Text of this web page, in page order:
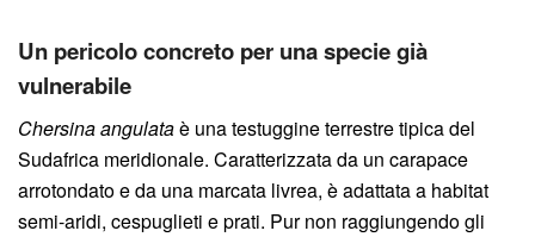
Un pericolo concreto per una specie già
vulnerabile
Chersina angulataè una testuggine terrestre tipica del
Sudafrica meridionale. Caratterizzata da un carapace
arrotondato e da una marcata livrea, è adattata a habitat
semi-aridi, cespuglieti e prati. Pur non raggiungendo gli